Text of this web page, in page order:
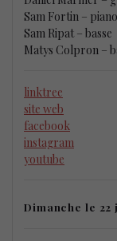
Sam Fortin – piano
Sam Ripat – basse
Matys Colpron –
linktree
site web
facebook
instagram
youtube
Dimanche le 22